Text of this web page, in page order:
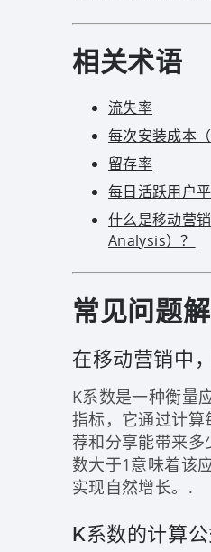
相关术语
流失率
每次安装成本（
留存率
每日活跃用户
什么是移动营
Analysis）？
常见问题
在移动营销中
K系数是一种衡量
指标，它通过计
荐和分享能带来多
数大于1意味着该
实现自然增长。.
K系数的计算公